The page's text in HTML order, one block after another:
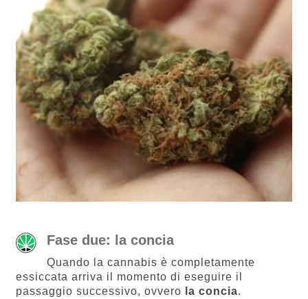
Fase due: la concia
Quando la cannabis è completamente
essiccata arriva il momento di eseguire il
passaggio successivo, ovvero
la concia.